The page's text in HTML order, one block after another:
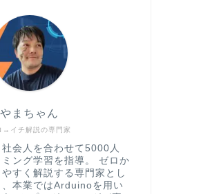
→イチ解説の専門家
やまちゃん
会人を合わせて5000人
ング学習を指導。 ゼロか
すく解説する専門家とし
本業ではArduinoを用い